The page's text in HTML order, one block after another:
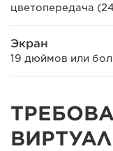
цветопередача
Экран
19 дюймов или